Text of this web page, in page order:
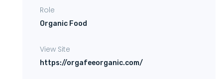
Role
Organic Food
View Site
https://orgafeeorganic.com/